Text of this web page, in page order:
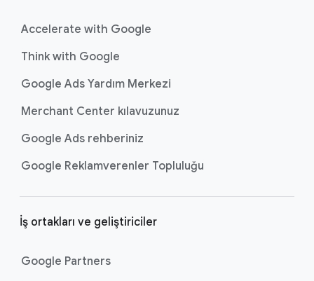
Accelerate with Google
Think with Google
Google Ads Yardım Merkezi
Merchant Center kılavuzunuz
Google Ads rehberiniz
Google Reklamverenler Topluluğu
İş ortakları ve geliştiriciler
Google Partners